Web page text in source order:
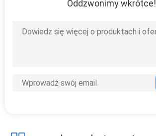
światłowodowe
Oddzwonimy wkrótce!